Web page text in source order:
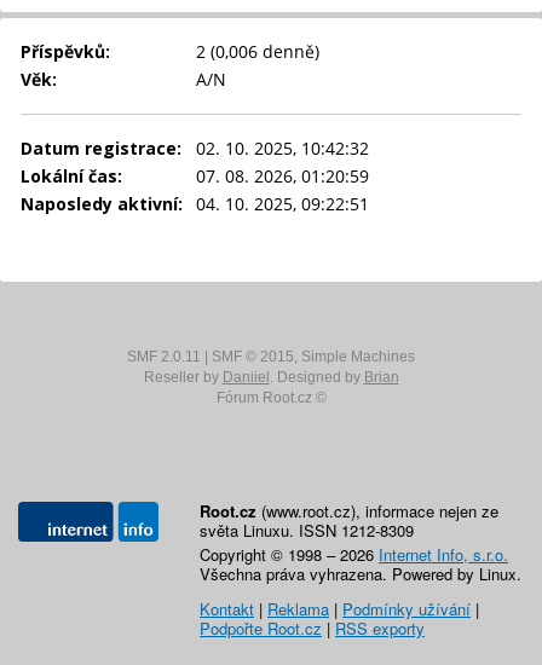
Příspěvků:
2 (0,006 denně)
Věk:
A/N
Datum registrace:
02. 10. 2025, 10:42:32
Lokální čas:
07. 08. 2026, 01:20:59
Naposledy aktivní:
04. 10. 2025, 09:22:51
SMF 2.0.11 SMF © 2015, Simple Machines
Reseller by Daniiel . Designed by Brian
Fórum Root.cz ©
Root.cz (www.root.cz), informace nejen ze
světa Linuxu. ISSN 1212-8309
Copyright © 1998 – 2026 Internet Info, s.r.o.
Všechna práva vyhrazena. Powered by Linux.
Kontakt | Reklama | Podmínky užívání |
Podpořte Root.cz | RSS exporty